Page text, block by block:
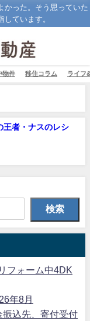
かった。そう思っていた
ています。
物件 移住コラム ライフ
王者・ナスのレシ
検索
フォーム中4DK
年8月
振込先、寄付受付